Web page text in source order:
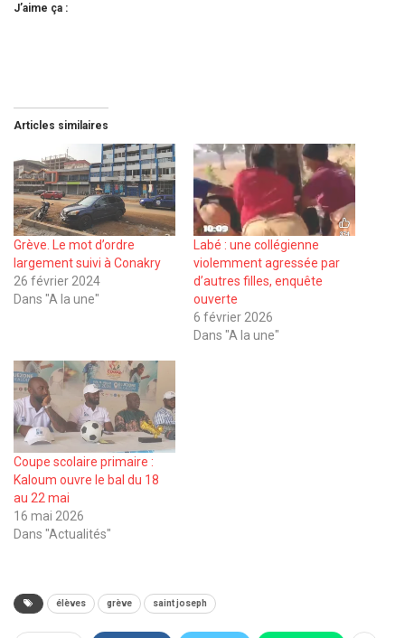
J’aime ça :
Articles similaires
Grève. Le mot d’ordre
largement suivi à Conakry
26 février 2024
Dans "A la une"
Labé : une collégienne
violemment agressée par
d’autres filles, enquête
ouverte
6 février 2026
Dans "A la une"
Coupe scolaire primaire :
Kaloum ouvre le bal du 18
au 22 mai
16 mai 2026
Dans "Actualités"
élèves grève saint joseph